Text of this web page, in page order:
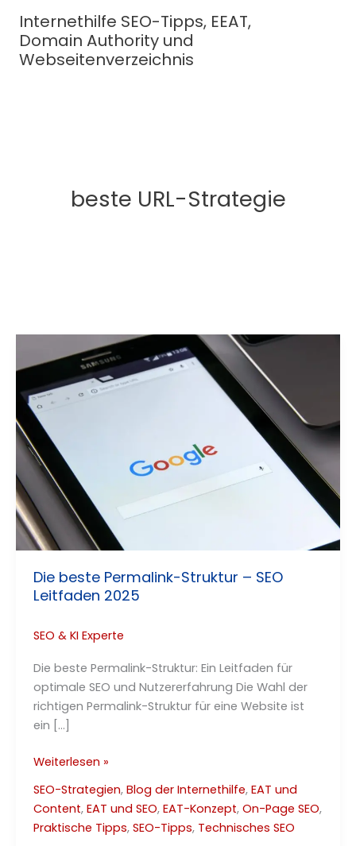
Inhalt
springen
Internethilfe SEO-Tipps, EEAT,
Domain Authority und
Webseitenverzeichnis
beste URL-Strategie
Die beste Permalink-Struktur – SEO
Leitfaden 2025
SEO & KI Experte
Die beste Permalink-Struktur: Ein Leitfaden für
optimale SEO und Nutzererfahrung Die Wahl der
richtigen Permalink-Struktur für eine Website ist
ein […]
Die
Permalink-
Struktur
–
Weiterlesen »
SEO-Strategien, Blog der Internethilfe, EAT und
Content, EAT und SEO, EAT-Konzept, On-Page SEO,
Praktische Tipps, SEO-Tipps, Technisches SEO